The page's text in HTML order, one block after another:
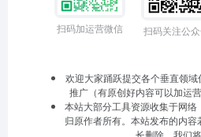
扫码加运营微信 扫码关注公
欢迎大家踊跃提交各个垂直领
推广（有原创好内容可以加运
本站大部分工具资源收集于网
归原作者所有。本站发布的内
长删除，我们将